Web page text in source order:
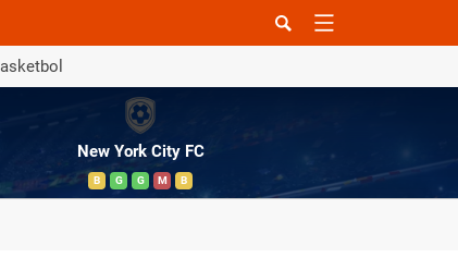
New York City FC
B G G M B